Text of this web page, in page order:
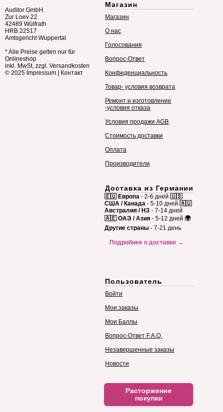
Auditor GmbH
Zur Loev 22
42489 Wülfrath
HRB 22517
Amtsgericht Wuppertal
* Alle Preise gelten nur für
Onlineshop
inkl. MwSt, zzgl. Versandkosten
© 2025 Impressum Контакт
Магазин
Магазин
О нас
Голосования
Вопрос-Ответ
Конфиденциальность
Товар- условия возврата
Ремонт и изготовление
-условия отказа
Условия продажи AGB
Стоимость доставки
Оплата
Производители
Доставка из Германии
🇪🇺 Европа - 2-6 дней 🇺🇸
США / Канада - 5-10 дней 🇦🇺
Австралия / НЗ - 7-14 дней
🇦🇪 ОАЭ / Азия - 5-12 дней 🌍
Другие страны - 7-21 день
Подробнее о доставке →
Пользователь
Войти
Мои заказы
Мои Баллы
Вопрос-Ответ F.A.Q.
Незавершенные заказы
Новости
Расторжение
покупки